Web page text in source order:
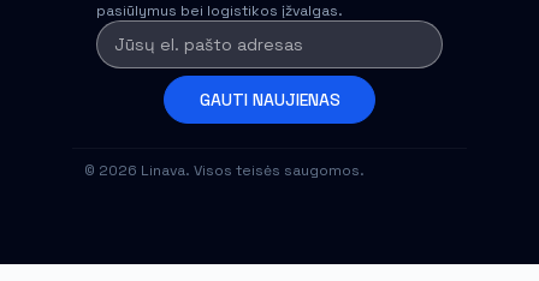
pasiūlymus bei logistikos įžvalgas.
GAUTI NAUJIENAS
© 2026 Linava. Visos teisės saugomos.